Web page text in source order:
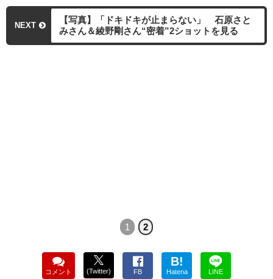
NEXT
【写真】「ドキドキが止まらない」 石原さと
みさん＆綾野剛さん“密着”2ショットを見る
1 2
コメント (Twitter) FB
B!
Hatena LINE